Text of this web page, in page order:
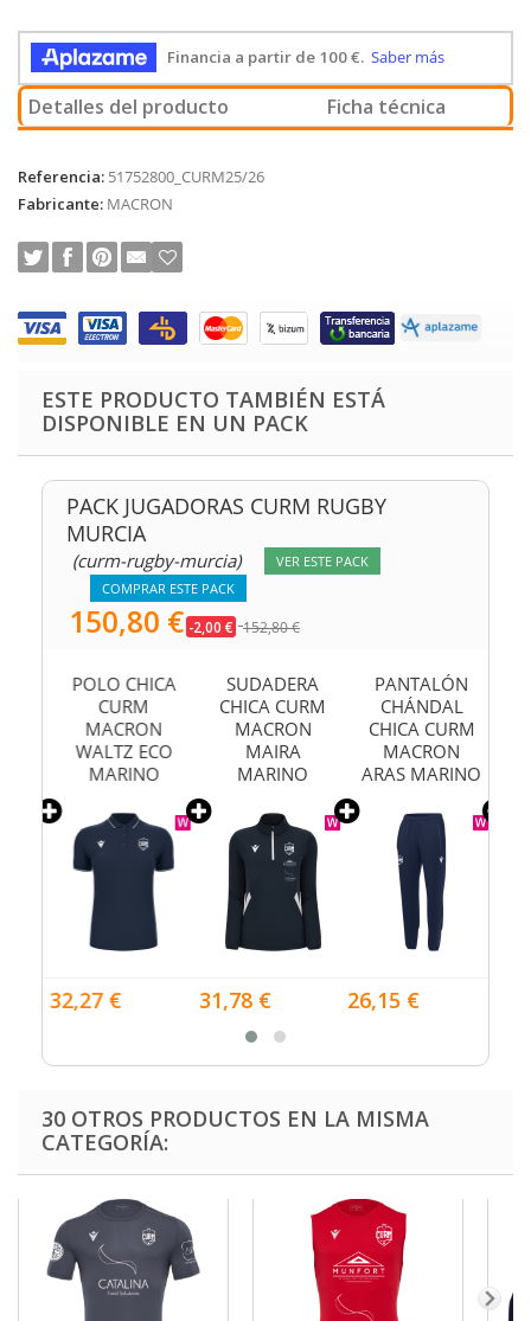
Detalles del producto Ficha técnica
Referencia: 51752800_CURM25/26
Fabricante: MACRON
ESTE PRODUCTO TAMBIÉN ESTÁ
DISPONIBLE EN UN PACK
PACK JUGADORAS CURM RUGBY
MURCIA
(curm-rugby-murcia)
VER ESTE PACK
COMPRAR ESTE PACK
150,80 € -2,00 € 152,80 €
POLO CHICA
CURM
MACRON
WALTZ ECO
MARINO
32,27 €
SUDADERA
CHICA CURM
MACRON
MAIRA
MARINO
31,78 €
PANTALÓN
CHÁNDAL
CHICA CURM
MACRON
ARAS MARINO
26,15 €
30 OTROS PRODUCTOS EN LA MISMA
CATEGORÍA: